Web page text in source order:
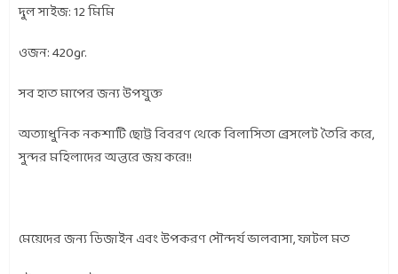
দুল সাইজ: 12 মিমি
ওজন: 420gr.
সব হাত মাপের জন্য উপযুক্ত
অত্যাধুনিক নকশাটি ছোট্ট বিবরণ থেকে বিলাসিতা ব্রেসলেট তৈরি করে,
সুন্দর মহিলাদের অন্তরে জয় করে!!
মেয়েদের জন্য ডিজাইন এবং উপকরণ সৌন্দর্য ভালবাসা, ফাটল মত